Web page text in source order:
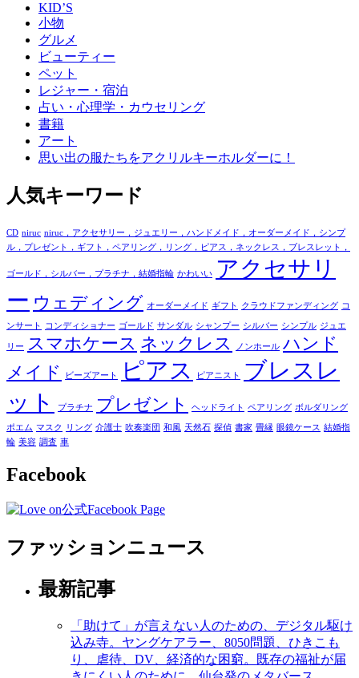
KID’S
小物
グルメ
ビューティー
ペット
レジャー・宿泊
占い・心理学・カウセリング
書籍
アート
思い出の服たちをアクリルキーホルダーに！
人気キーワード
CD niruc niruc，アクセサリー，ジュエリー，ハンドメイド，オーダーメイド，シンプ
ル，プレゼント，ギフト，ペアリング，リング，ピアス，ネックレス，ブレスレット，
ゴールド，シルバー，プラチナ，結婚指輪 かわいい
アクセサリ
ー ウェディング オーダーメイド ギフト クラウドファンディング コ
ンサート コンディショナー ゴールド サンダル シャンプー シルバー シンプル ジュエ
リー スマホケース ネックレス ノンホール ハンド
メイド
ビーズアート ピアス ピアニスト
ブレスレ
ット
プラチナ プレゼント ヘッドライト ペアリング ボルダリング
ポエム マスク リング 介護士 吹奏楽団 和風 天然石 探偵 書家 畳縁 眼鏡ケース 結婚指
輪 美容 調査 車
Facebook
ファッションニュース
最新記事
「助けて」が言えない人のための、デジタル駆け
込み寺。ヤングケアラー、8050問題、ひきこも
り、虐待、DV、経済的な困窮。既存の福祉が届